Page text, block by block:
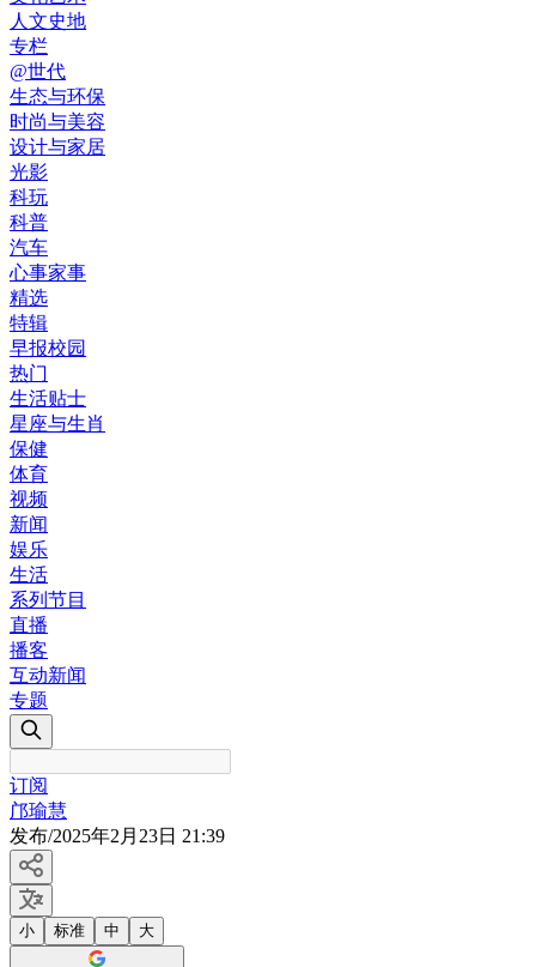
人文史地
专栏
@世代
生态与环保
时尚与美容
设计与家居
光影
科玩
科普
汽车
心事家事
精选
特辑
早报校园
热门
生活贴士
星座与生肖
保健
体育
视频
新闻
娱乐
生活
系列节目
直播
播客
互动新闻
专题
订阅
邝瑜慧
发布/2025年2月23日 21:39
小 标准 中 大